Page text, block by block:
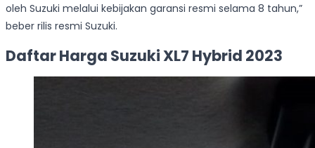
oleh Suzuki melalui kebijakan garansi resmi selama 8 tahun,”
beber rilis resmi Suzuki.
Daftar Harga Suzuki XL7 Hybrid 2023